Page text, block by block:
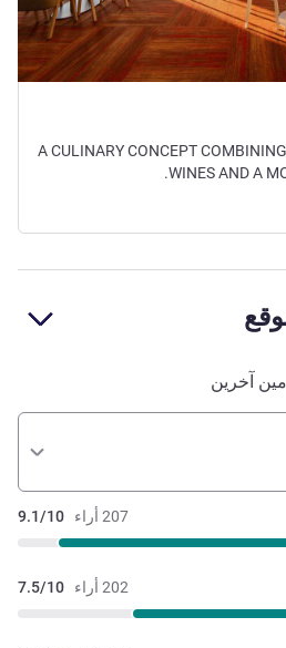
A CULINARY CONCEPT
WINES AND A
آخرين
207 أراء 9.1/10
202 أراء 7.5/10